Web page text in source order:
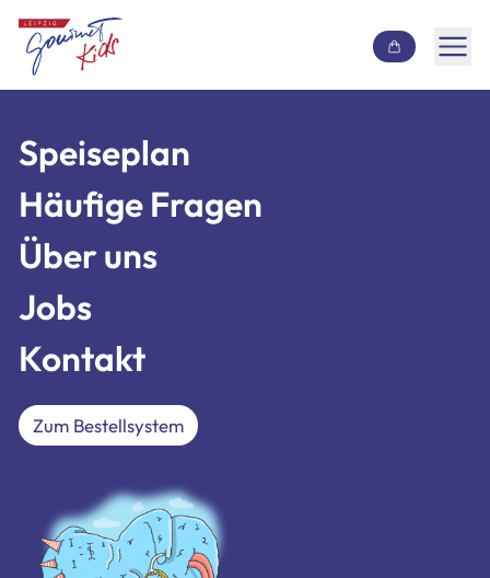
Inhalt überspringen
Häufige Fragen
Über uns
Jobs
Kontakt
Zum Bestellsystem
Allgemeine Geschäftsbedingungen
Speiseplan
Häufige Fragen
Über uns
Jobs
Kontakt
Zum Bestellsystem